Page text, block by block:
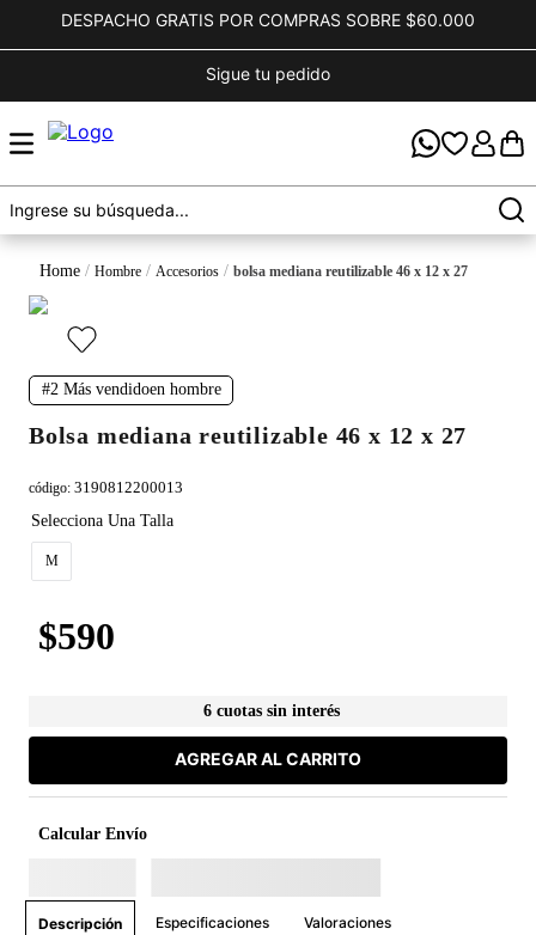
DESPACHO GRATIS POR COMPRAS SOBRE $60.000
Sigue tu pedido
hombre accesorios bolsa mediana reutilizable 46 x 12 x 27
#2 Más vendidoen hombre
bolsa mediana reutilizable 46 x 12 x 27
código: 3190812200013
M
$590
6 cuotas sin interés
AGREGAR AL CARRITO
Calcular Envío
Descripción Especificaciones Valoraciones